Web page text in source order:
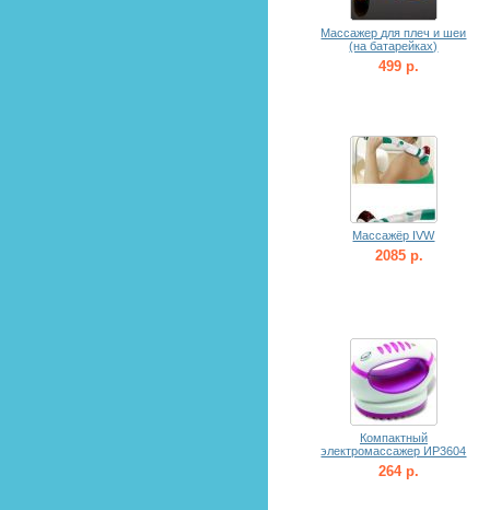
Массажер для плеч и шеи
(на батарейках)
499 р.
Массажёр IVW
2085 р.
Компактный
электромассажер ИР3604
264 р.